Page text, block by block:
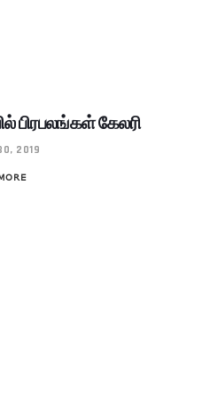
பிரபலங்கள் கேலரி
2019